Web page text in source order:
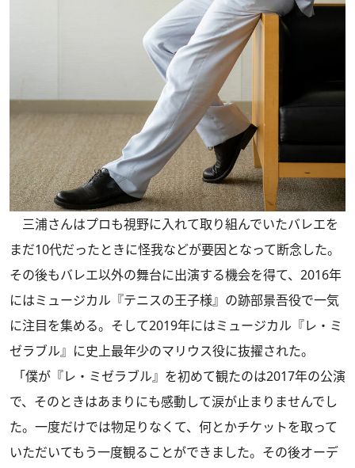
三浦さんはプロも視野に入れて取り組んでいたバレエを
まだ10代だったときに怪我などが要因となって断念した。
その後もバレエ以外の舞台に出演する機会を得て、2016年
にはミュージカル『テニスの王子様』の跡部景吾役で一気
に注目を集める。そして2019年にはミュージカル『レ・ミ
ゼラブル』に史上最年少のマリウス役に抜擢された。
「僕が『レ・ミゼラブル』を初めて観たのは2017年の公演
で、そのときはあまりにも感動して涙が止まりませんでし
た。一度だけでは物足りなくて、何とかチケットを取って
いただいてもう一度観ることができました。その後オーデ